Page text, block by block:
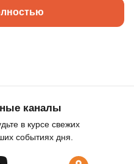
каналы
в курсе свежих
событиях дня.